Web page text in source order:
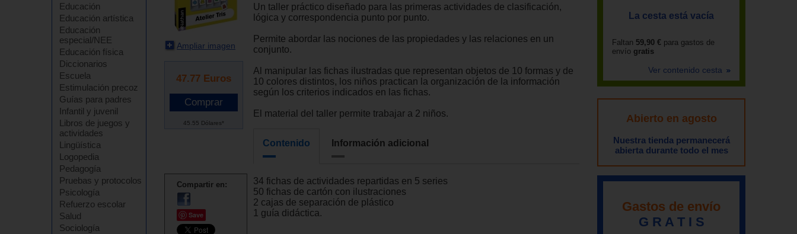
Educación
Educación artística
Educación
especial/NEE
Educación física
Diccionarios
Escuela
Estimulación precoz
Guías para padres
Infantil y juvenil
Libros de juegos y
actividades
Lingüística
Logopedia
Pedagogía
Pruebas y protocolos
Psicología
Refuerzo escolar
Salud
Sociología
Ampliar imagen
47.77 Euros
45.55 Dólares*
Compartir en:
Save
Un taller práctico diseñado para las primeras actividades de clasificación,
lógica y correspondencia punto por punto.
Permite abordar las nociones de las propiedades y las relaciones en un
conjunto.
Al manipular las fichas ilustradas que representan objetos de 10 formas y de
10 colores distintos, los niños practican la organización de la información
según los criterios indicados en las fichas.
El material del taller permite trabajar a 2 niños.
Contenido Información adicional
34 fichas de actividades repartidas en 5 series
50 fichas de cartón con ilustraciones
2 cajas de separación de plástico
1 guía didáctica.
La cesta está vacía
Faltan 59,90 € para gastos de
envío gratis
Ver contenido cesta
Abierto en agosto
Nuestra tienda permanecerá
abierta durante todo el mes
Gastos de envío
G R A T I S